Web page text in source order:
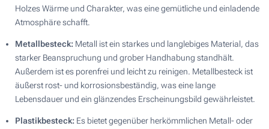
Holzes Wärme und Charakter, was eine gemütliche und einladende
Atmosphäre schafft.
Metallbesteck: Metall ist ein starkes und langlebiges Material, das
starker Beanspruchung und grober Handhabung standhält.
Außerdem ist es porenfrei und leicht zu reinigen. Metallbesteck ist
äußerst rost- und korrosionsbeständig, was eine lange
Lebensdauer und ein glänzendes Erscheinungsbild gewährleistet.
Plastikbesteck: Es bietet gegenüber herkömmlichen Metall- oder